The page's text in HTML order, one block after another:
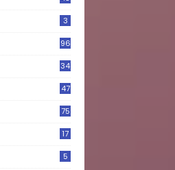
3
96
34
47
75
17
5